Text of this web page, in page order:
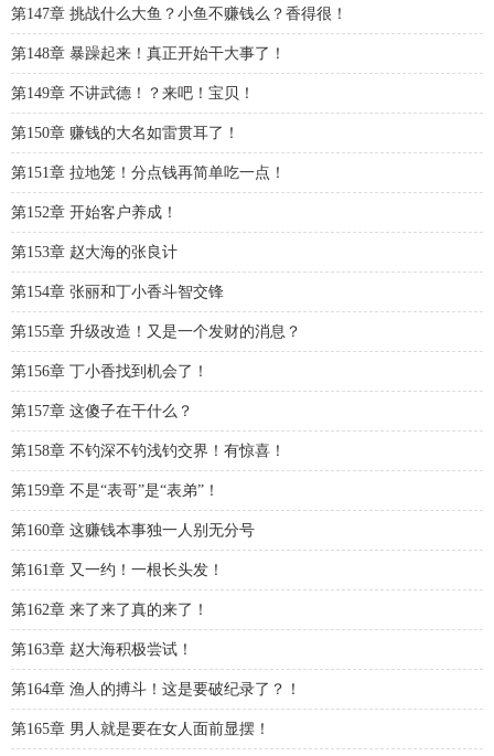
第147章 挑战什么大鱼？小鱼不赚钱么？香得很！
第148章 暴躁起来！真正开始干大事了！
第149章 不讲武德！？来吧！宝贝！
第150章 赚钱的大名如雷贯耳了！
第151章 拉地笼！分点钱再简单吃一点！
第152章 开始客户养成！
第153章 赵大海的张良计
第154章 张丽和丁小香斗智交锋
第155章 升级改造！又是一个发财的消息？
第156章 丁小香找到机会了！
第157章 这傻子在干什么？
第158章 不钓深不钓浅钓交界！有惊喜！
第159章 不是“表哥”是“表弟”！
第160章 这赚钱本事独一人别无分号
第161章 又一约！一根长头发！
第162章 来了来了真的来了！
第163章 赵大海积极尝试！
第164章 渔人的搏斗！这是要破纪录了？！
第165章 男人就是要在女人面前显摆！